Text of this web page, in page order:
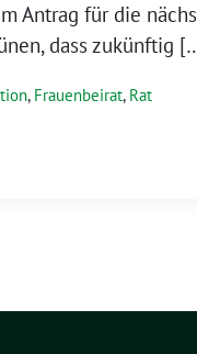
Antrag für die
dass zukünftig
, Frauenbeirat, Rat